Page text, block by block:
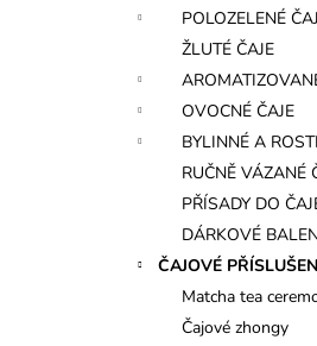
POLOZELENÉ
ŽLUTÉ ČAJE
OVOCNÉ ČAJE
BYLINNÉ A
RUČNĚ VÁZANÉ
PŘÍSADY DO
DÁRKOVÉ
ČAJOVÉ
Matcha tea
Čajové zhongy